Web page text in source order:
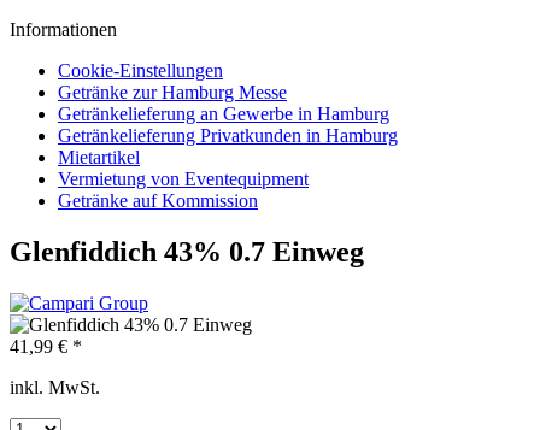
Informationen
Cookie-Einstellungen
Getränke zur Hamburg Messe
Getränkelieferung an Gewerbe in Hamburg
Getränkelieferung Privatkunden in Hamburg
Mietartikel
Vermietung von Eventequipment
Getränke auf Kommission
Glenfiddich 43% 0.7 Einweg
41,99 € *
inkl. MwSt.